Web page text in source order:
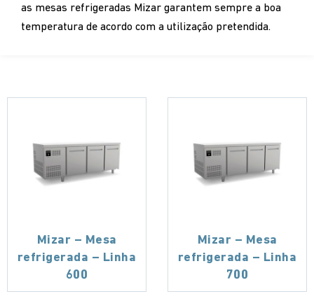
as mesas refrigeradas Mizar garantem sempre a boa
temperatura de acordo com a utilização pretendida.
Mizar – Mesa
refrigerada – Linha
600
Mizar – Mesa
refrigerada – Linha
700